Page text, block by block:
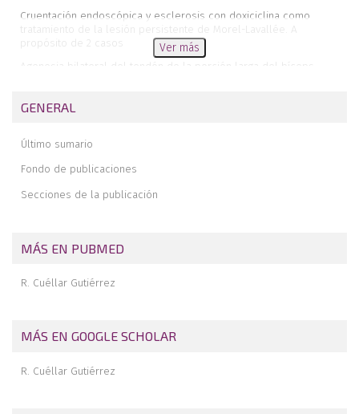
Cruentación endoscópica y esclerosis con doxiciclina como
tratamiento de la lesión persistente de Morel-Lavallée. A
propósito de 2 casos
Agenesia bilateral del tendón de la porción larga del bíceps
posicionamiento en silla de playa en cirugía artroscópica de
hombro. A propósito de un caso
Riesgo de lesión de la arteria geniculada externa durante la
Instrucciones para el envío de fotografías para la cubierta de
REACA
Ver más
GENERAL
Último sumario
Fondo de publicaciones
Secciones de la publicación
MÁS EN PUBMED
R. Cuéllar Gutiérrez
MÁS EN GOOGLE SCHOLAR
R. Cuéllar Gutiérrez